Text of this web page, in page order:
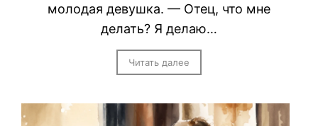
молодая девушка. — Отец, что мне
делать? Я делаю…
Читать далее